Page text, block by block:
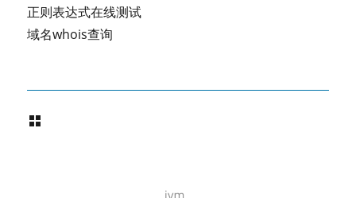
正则表达式在线测试
域名whois查询